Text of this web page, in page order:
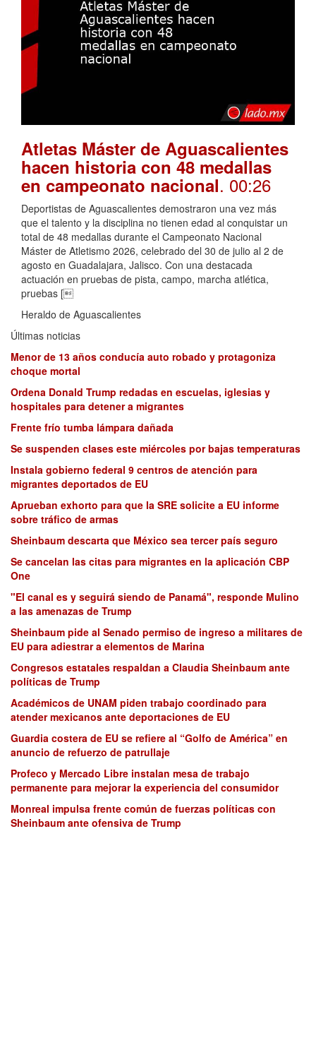
Atletas Máster de Aguascalientes
hacen historia con 48 medallas
en campeonato nacional. 00:26
Deportistas de Aguascalientes demostraron una vez más
que el talento y la disciplina no tienen edad al conquistar un
total de 48 medallas durante el Campeonato Nacional
Máster de Atletismo 2026, celebrado del 30 de julio al 2 de
agosto en Guadalajara, Jalisco. Con una destacada
actuación en pruebas de pista, campo, marcha atlética,
pruebas [
Heraldo de Aguascalientes
Últimas noticias
Menor de 13 años conducía auto robado y protagoniza
choque mortal
Ordena Donald Trump redadas en escuelas, iglesias y
hospitales para detener a migrantes
Frente frío tumba lámpara dañada
Se suspenden clases este miércoles por bajas temperaturas
Instala gobierno federal 9 centros de atención para
migrantes deportados de EU
Aprueban exhorto para que la SRE solicite a EU informe
sobre tráfico de armas
Sheinbaum descarta que México sea tercer país seguro
Se cancelan las citas para migrantes en la aplicación CBP
One
"El canal es y seguirá siendo de Panamá", responde Mulino
a las amenazas de Trump
Sheinbaum pide al Senado permiso de ingreso a militares de
EU para adiestrar a elementos de Marina
Congresos estatales respaldan a Claudia Sheinbaum ante
políticas de Trump
Académicos de UNAM piden trabajo coordinado para
atender mexicanos ante deportaciones de EU
Guardia costera de EU se refiere al “Golfo de América” en
anuncio de refuerzo de patrullaje
Profeco y Mercado Libre instalan mesa de trabajo
permanente para mejorar la experiencia del consumidor
Monreal impulsa frente común de fuerzas políticas con
Sheinbaum ante ofensiva de Trump